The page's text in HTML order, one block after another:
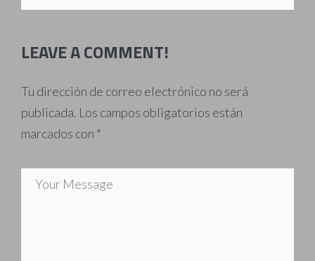
LEAVE A COMMENT!
Tu dirección de correo electrónico no será
publicada. Los campos obligatorios están
marcados con *